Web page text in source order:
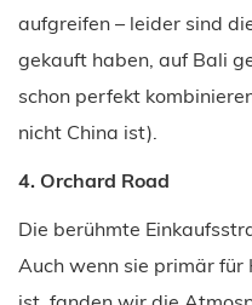
aufgreifen – leider sind
gekauft haben, auf Bali
schon perfekt
nicht China ist).
4. Orchard Road
Die berühmte
Auch wenn sie primär